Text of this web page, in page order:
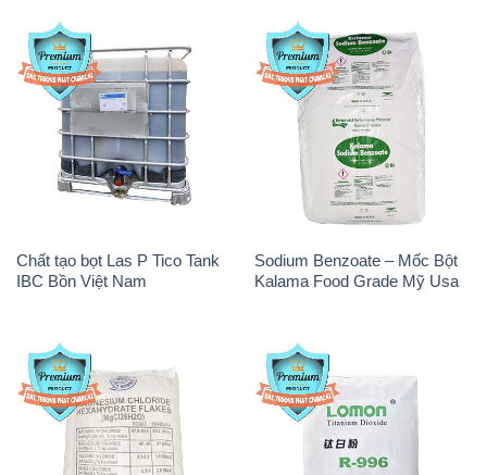
Chất tạo bọt Las P Tico Tank
IBC Bồn Việt Nam
Sodium Benzoate – Mốc Bột
Kalama Food Grade Mỹ Usa